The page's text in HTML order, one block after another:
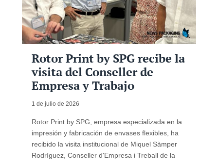
Rotor Print by SPG recibe la
visita del Conseller de
Empresa y Trabajo
1 de julio de 2026
Rotor Print by SPG, empresa especializada en la
impresión y fabricación de envases flexibles, ha
recibido la visita institucional de Miquel Sàmper
Rodríguez, Conseller d'Empresa i Treball de la